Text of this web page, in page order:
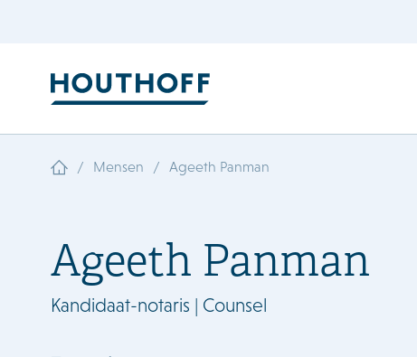
/ Mensen / Ageeth Panman
Ageeth Panman
Kandidaat-notaris | Counsel